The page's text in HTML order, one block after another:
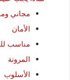
مجاني
الأمان
مناسب
المرونة
الأسلوب